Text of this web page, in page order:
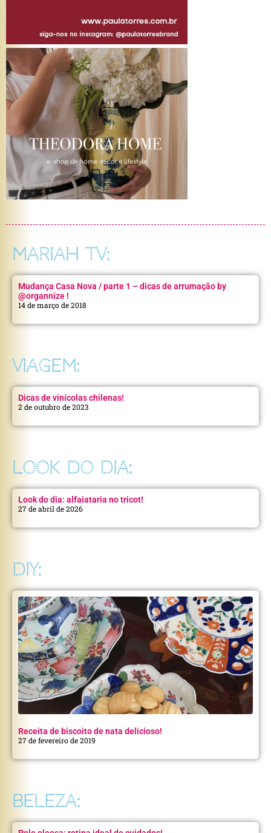
MARIAH TV:
Mudança Casa Nova / parte 1 – dicas de arrumação by
@organnize !
14 de março de 2018
VIAGEM:
Dicas de vinícolas chilenas!
2 de outubro de 2023
LOOK DO DIA:
Look do dia: alfaiataria no tricot!
27 de abril de 2026
DIY:
Receita de biscoito de nata delicioso!
27 de fevereiro de 2019
BELEZA: